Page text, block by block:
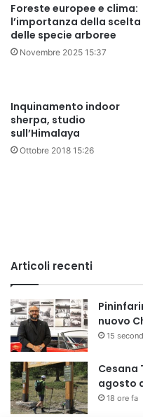
Foreste europee e clima:
l’importanza della scelta
delle specie arboree
Novembre 2025 15:37
Inquinamento indoor
sherpa, studio
sull’Himalaya
Ottobre 2018 15:26
Articoli recenti
nuovo
15
Cesana
agosto
18 ore fa